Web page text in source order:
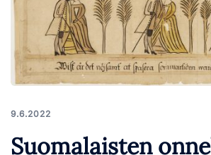
9.6.2022
Suomalaisten